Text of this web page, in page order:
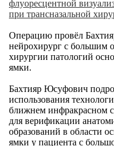
флуоресцентной
при трансназальной
Операцию провёл
нейрохирург с большим
хирургии патологий
ямки.
Бахтияр Юсуфович
использования
ближнем инфракрасном
для верификации
образований в области
ямки у пациента с